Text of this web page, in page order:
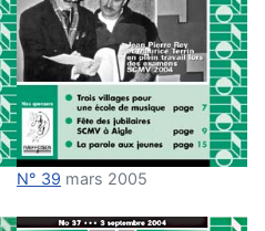
N° 39 mars 2005